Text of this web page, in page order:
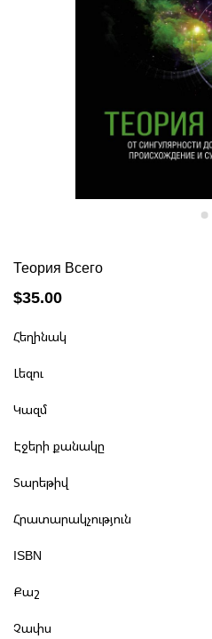
Теория Всего
$35.00
Հեղինակ
Լեզու
Կազմ
Էջերի քանակը
Տարեթիվ
Հրատարակչություն
ISBN
Քաշ
Չափս